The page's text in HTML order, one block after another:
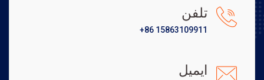
تلفن
+86 15863109911
ایمیل